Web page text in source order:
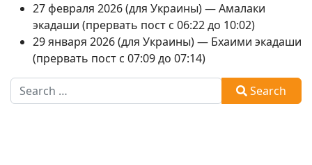
27 февраля 2026 (для Украины) — Амалаки
экадаши (прервать пост с 06:22 до 10:02)
29 января 2026 (для Украины) — Бхаими экадаши
(прервать пост с 07:09 до 07:14)
Search
Search